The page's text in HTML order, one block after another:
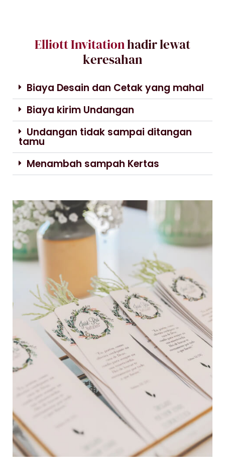
Elliott Invitationhadir lewat
keresahan
Biaya Desain dan Cetak yang mahal
Biaya kirim Undangan
Undangan tidak sampai ditangan
tamu
Menambah sampah Kertas